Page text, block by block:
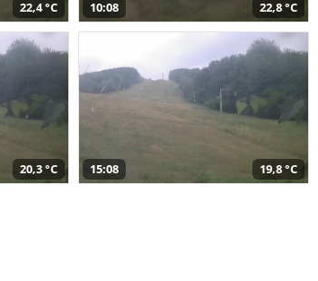
22,4 °C 10:08 22,8 °C
20,3 °C 15:08 19,8 °C